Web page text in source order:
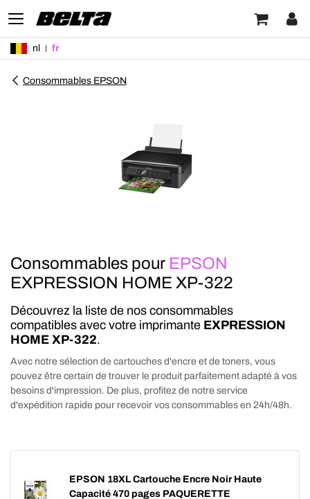
nl fr
Consommables EPSON
Consommables pour EPSON
EXPRESSION HOME XP-322
Découvrez la liste de nos consommables
compatibles avec votre imprimante EXPRESSION
HOME XP-322.
Avec notre sélection de cartouches d'encre et de toners, vous
pouvez être certain de trouver le produit parfaitement adapté à vos
besoins d'impression. De plus, profitez de notre service
d'expédition rapide pour recevoir vos consommables en 24h/48h.
EPSON 18XL Cartouche Encre Noir Haute
Capacité 470 pages PAQUERETTE